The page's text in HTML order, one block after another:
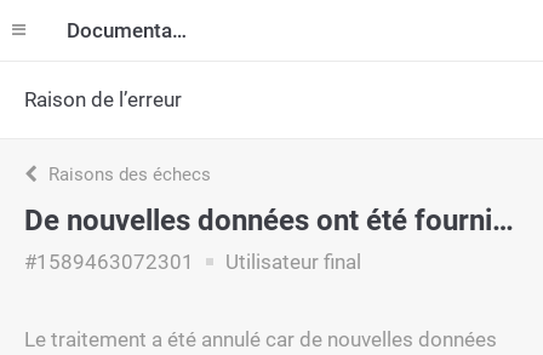
Documentation
Raison de l’erreur
Raisons des échecs
De nouvelles données ont été fournies
#1589463072301 Utilisateur final
Le traitement a été annulé car de nouvelles données